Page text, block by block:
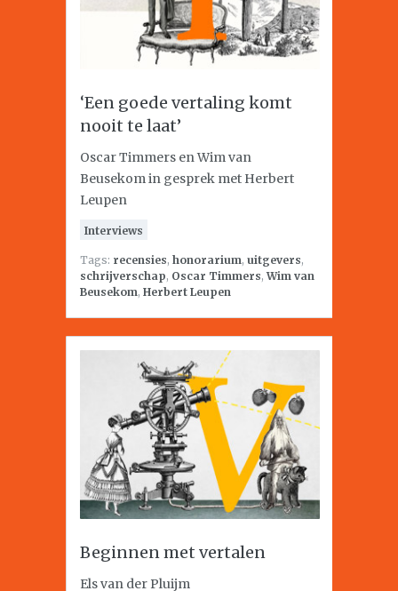
‘Een goede vertaling komt
nooit te laat’
Oscar Timmers en Wim van
Beusekom in gesprek met Herbert
Leupen
Interviews
Tags: recensies, honorarium, uitgevers,
schrijverschap, Oscar Timmers,Wim van
Beusekom, Herbert Leupen
Beginnen met vertalen
Els van der Pluijm